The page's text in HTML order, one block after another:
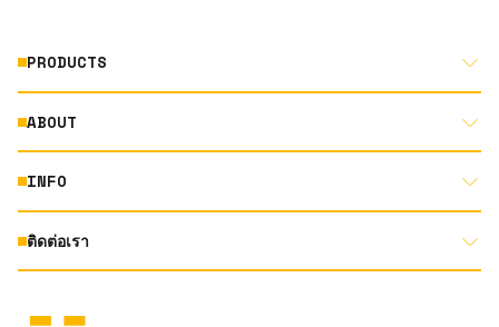
PRODUCTS
MOTORCYCLE
AUTOMOTIVE
ABOUT
ABOUT US
RACING
INFO
DOCUMENT LIBRARY
ติดต่อเรา
INSTAGRAM